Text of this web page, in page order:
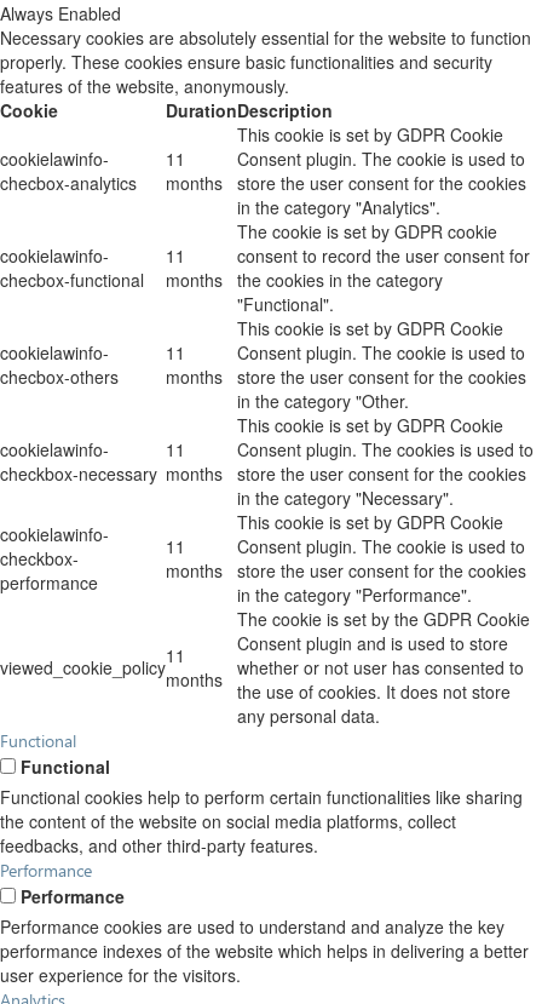
Always Enabled
Necessary cookies are absolutely essential for the website to function
properly. These cookies ensure basic functionalities and security
features of the website, anonymously.
Cookie
DurationDescription
cookielawinfo-
checbox-analytics
11
months
This cookie is set by GDPR Cookie
Consent plugin. The cookie is used to
store the user consent for the cookies
in the category "Analytics".
cookielawinfo-
checbox-functional
11
months
The cookie is set by GDPR cookie
consent to record the user consent for
the cookies in the category
"Functional".
cookielawinfo-
checbox-others
11
months
This cookie is set by GDPR Cookie
Consent plugin. The cookie is used to
store the user consent for the cookies
in the category "Other.
cookielawinfo-
checkbox-necessary
11
months
This cookie is set by GDPR Cookie
Consent plugin. The cookies is used to
store the user consent for the cookies
in the category "Necessary".
cookielawinfo-
checkbox-
performance
11
months
This cookie is set by GDPR Cookie
Consent plugin. The cookie is used to
store the user consent for the cookies
in the category "Performance".
viewed_cookie_policy11
months
The cookie is set by the GDPR Cookie
Consent plugin and is used to store
whether or not user has consented to
the use of cookies. It does not store
any personal data.
Functional
Functional
Functional cookies help to perform certain functionalities like sharing
the content of the website on social media platforms, collect
feedbacks, and other third-party features.
Performance
Performance
Performance cookies are used to understand and analyze the key
performance indexes of the website which helps in delivering a better
user experience for the visitors.